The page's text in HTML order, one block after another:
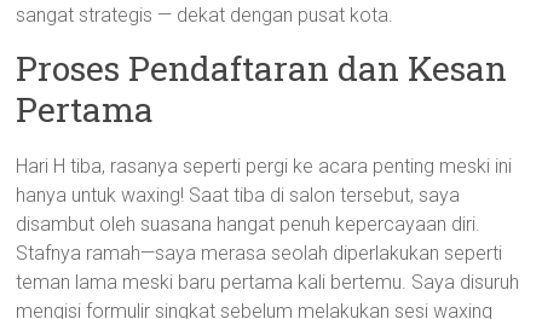
sangat strategis — dekat dengan pusat kota.
Proses Pendaftaran dan Kesan
Pertama
Hari H tiba, rasanya seperti pergi ke acara penting meski ini
hanya untuk waxing! Saat tiba di salon tersebut, saya
disambut oleh suasana hangat penuh kepercayaan diri.
Stafnya ramah—saya merasa seolah diperlakukan seperti
teman lama meski baru pertama kali bertemu. Saya disuruh
mengisi formulir singkat sebelum melakukan sesi waxing